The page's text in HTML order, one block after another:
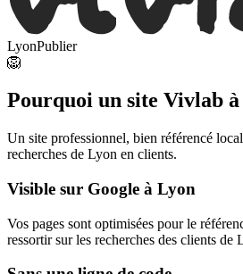
LyonPublier
🦁
Pourquoi un site Vivlab
Un site professionnel, bien référencé
recherches de Lyon en clients.
Visible sur Google à Lyon
Vos pages sont optimisées pour le
ressortir sur les recherches des clients de